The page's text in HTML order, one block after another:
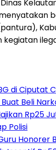
Dinas
di Ciputat
Beli
Rp25
Polisi
Honorer